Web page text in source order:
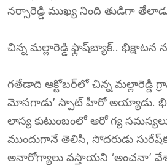
నర్సారెడ్డి ముఖ్య నింది తుడిగా
చిన్న మల్లారెడ్డి ఫ్లాష్‌బ్యాక్.. భిక్షాటన
గతేడాది అక్టోబర్‌లో చిన్న మల్లారెడ్డి
మోసగాడు’ స్పాట్ హీరో అయ్యాడు.
లాస్య కుటుంబంలో ఆరో గ్య
ముందుగానే తెలిసి, సోదరుడు
అనారోగ్యాలు వస్తాయని ‘అంచనా’